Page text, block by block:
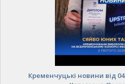
Кременчуцькі новини від